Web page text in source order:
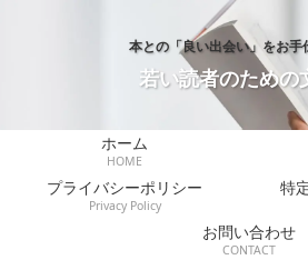
本との「良い出会い」をお手
若い読者のための
ホーム
HOME
プライバシーポリシー
Privacy Policy
特
お問い合わせ
CONTACT